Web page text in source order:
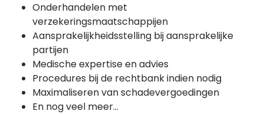
Onderhandelen met
verzekeringsmaatschappijen
Aansprakelijkheidsstelling bij aansprakelijke
partijen
Medische expertise en advies
Procedures bij de rechtbank indien nodig
Maximaliseren van schadevergoedingen
En nog veel meer…